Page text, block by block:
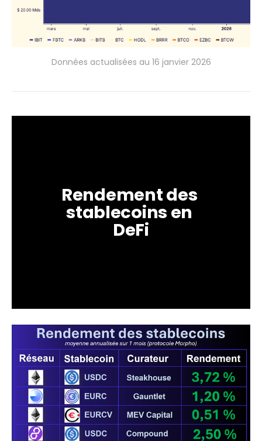
Données actualisées au 16 janvier 2026
Rendement des
stablecoins en
DeFi